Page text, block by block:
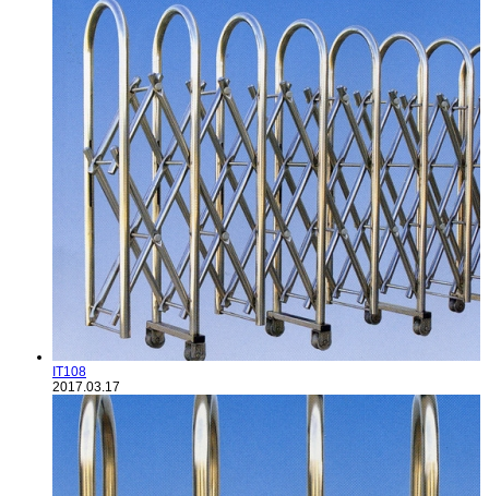
IT108
2017.03.17